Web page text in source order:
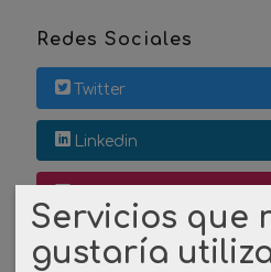
Redes Sociales
Twitter
Linkedin
Facebook
Servicios que
gustaría